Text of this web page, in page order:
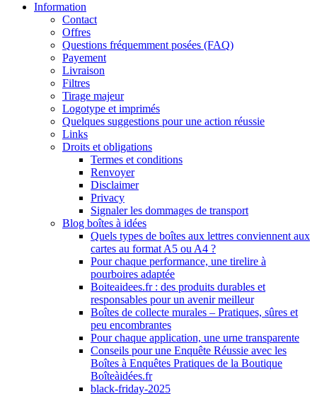
Information
Contact
Offres
Questions fréquemment posées (FAQ)
Payement
Livraison
Filtres
Tirage majeur
Logotype et imprimés
Quelques suggestions pour une action réussie
Links
Droits et obligations
Termes et conditions
Renvoyer
Disclaimer
Privacy
Signaler les dommages de transport
Blog boîtes à idées
Quels types de boîtes aux lettres conviennent aux
cartes au format A5 ou A4 ?
Pour chaque performance, une tirelire à
pourboires adaptée
Boiteaidees.fr : des produits durables et
responsables pour un avenir meilleur
Boîtes de collecte murales – Pratiques, sûres et
peu encombrantes
Pour chaque application, une urne transparente
Conseils pour une Enquête Réussie avec les
Boîtes à Enquêtes Pratiques de la Boutique
Boîteàidées.fr
black-friday-2025